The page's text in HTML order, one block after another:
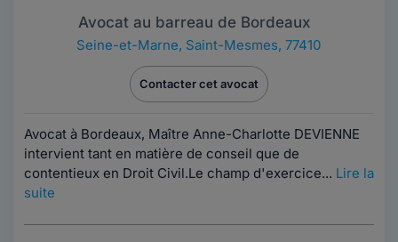
Avocat au barreau de Bordeaux
Seine-et-Marne, Saint-Mesmes, 77410
Contacter cet avocat
Avocat à Bordeaux, Maître Anne-Charlotte DEVIENNE
intervient tant en matière de conseil que de
contentieux en Droit Civil.Le champ d'exercice... Lire la
suite